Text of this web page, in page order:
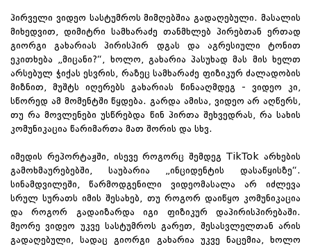
პირველი ვიდეო სასტუმროს მიმღებშია გადაღებული. მასალის
მიხედვით, დიმიტრი სამხარაძე თანმხლებ პირებთან ერთად
გიორგი გახარიას პირისპირ დგას და აგრესიული ტონით
ეკითხება „მიცანი?“, ხოლო, გახარია პასუხად მას მის ხელთ
არსებულ ჭიქას ესვრის, რაზეც სამხარაძე ფიზიკურ ძალადობის
მიზნით, მუშტს იღერებს გახარიას წინააღმდეგ - ვიდეო კი,
სწორედ ამ მომენტში წყდება. გარდა ამისა, ვიდეო არ აღწერს,
თუ რა მოვლენები უსწრებდა წინ პირთა შეხვედრას, რა სახის
კომუნიკაცია წარიმართა მათ შორის და სხვ.
იმედის რეპორტაჟში, ისევე როგორც შემდეგ TikTok არხების
გამოხმაურებებში, საუბარია „ინციდენტის დასაწყისზე“.
სინამდვილეში, წარმოდგენილი ვიდეომასალა არ იძლევა
სრულ სურათს იმის შესახებ, თუ როგორ დაიწყო კომუნიკაცია
და როგორ გადაიზარდა იგი ფიზიკურ დაპირისპირებაში.
მეორე ვიდეო უკვე სასტუმროს გარეთ, შესასვლელთან არის
გადაღებული, სადაც გიორგი გახარია უკვე ნაცემია, ხოლო